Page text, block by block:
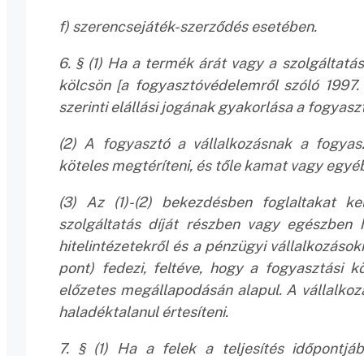
f) szerencsejáték-szerződés esetében.
6. § (1) Ha a termék árát vagy a
kölcsön [a fogyasztóvédelemről szóló
szerinti elállási jogának gyakorlása a
(2) A fogyasztó a vállalkozásnak a
köteles megtéríteni, és tőle kamat vagy
(3) Az (1)-(2) bekezdésben foglaltakat
szolgáltatás díját részben vagy
hitelintézetekről és a pénzügyi
pont) fedezi, feltéve, hogy a fogyasztási
előzetes megállapodásán alapul. A
haladéktalanul értesíteni.
7. § (1) Ha a felek a teljesítés